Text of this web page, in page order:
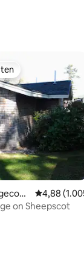
op 5, 112 recensies
4,88
The Highland Cottage on Sheepscot